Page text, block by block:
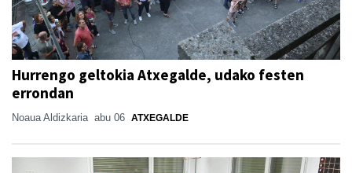
Hurrengo geltokia Atxegalde, udako festen
errondan
Noaua Aldizkaria abu 06 ATXEGALDE